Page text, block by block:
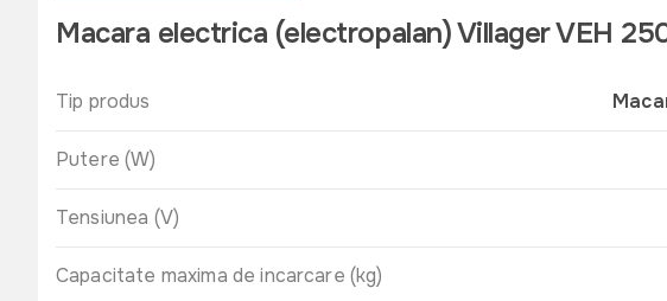
Macara electrica (electropalan) Villager VEH
Tip produs
Putere (W)
Tensiunea (V)
Capacitate maxima de incarcare (kg)